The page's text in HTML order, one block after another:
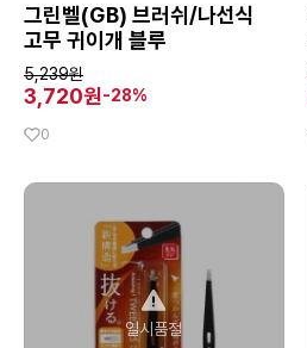
그린벨(GB) 브러쉬/나선식
고무 귀이개 블루
5,239원
3,720원-28%
0
일시품절